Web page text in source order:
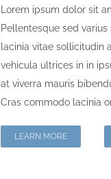
Lorem ipsum dolor sit
Pellentesque sed
lacinia vitae sollicitudin
vehicula ultrices in in
at viverra mauris
Cras commodo lacinia
LEARN MORE